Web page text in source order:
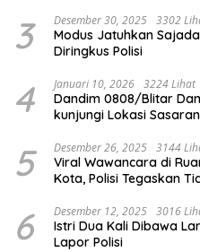
3 Desember 30, 2025 3302
Modus Jatuhkan
Diringkus Polisi
4 Januari 10, 2026 3224 Lihat
Dandim 0808/Blitar
kunjungi Lokasi
5 Desember 26, 2025 3144
Viral Wawancara di
Kota, Polisi Tegaskan
6 Desember 12, 2025 3016
Istri Dua Kali Dibawa
Lapor Polisi